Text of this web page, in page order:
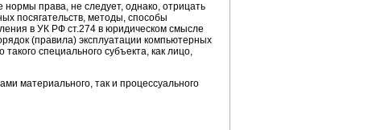
права, не следует, однако, отрицать
посягательств, методы, способы
в УК РФ ст.274 в юридическом смысле
(правила) эксплуатации компьютерных
специального субъекта, как лицо,
материального, так и процессуального